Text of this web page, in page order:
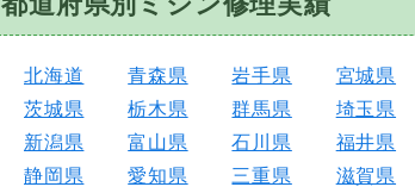
北海道 青森県 岩手県 宮城県
茨城県
栃木県 群馬県 埼玉県
新潟県
富山県 石川県 福井県
静岡県
愛知県 三重県 滋賀県